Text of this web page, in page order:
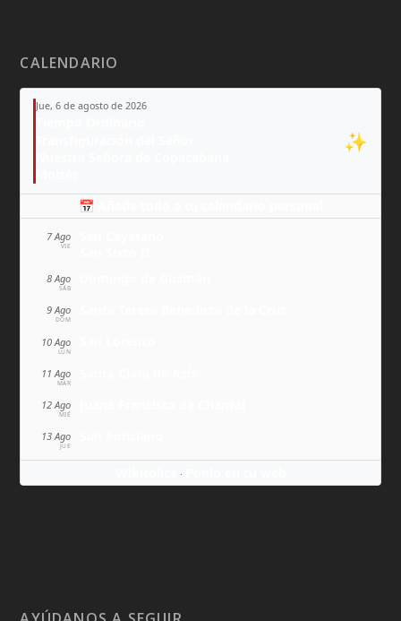
CALENDARIO
Jue, 6 de agosto de 2026
✨
📅 Añade todo a tu calendario personal
7 Ago
VIE
8 Ago
SÁB
9 Ago
DOM
10 Ago
LUN
11 Ago
MAR
12 Ago
MIÉ
13 Ago
JUE
·